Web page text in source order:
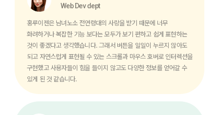
Web Dev dept
홍루이젠은 남녀노소 전연령대의 사랑을 받기 때문에 너무
화려하거나 복잡한 기능 보다는 모두가 보기 편하고 쉽게표현하는
것이 좋겠다고 생각했습니다.그래서 버튼을 일일이 누르지 않아도
되고 자연스럽게 표현될 수 있는 스크롤과 마우스 호버로 인터렉션을
구현했고 사용자들이 힘을 들이지 않고도 다양한 정보를 얻어갈 수
있게 된 것 같습니다.